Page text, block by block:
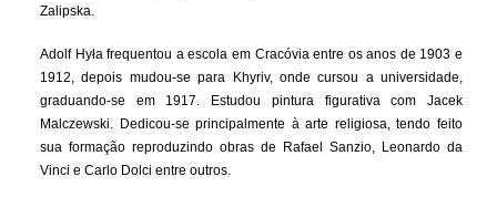
Zalipska.
Adolf Hyła frequentou a escola em Cracóvia entre os anos de 1903 e
1912, depois mudou-se para Khyriv, onde cursou a universidade,
graduando-se em 1917. Estudou pintura figurativa com Jacek
Malczewski. Dedicou-se principalmente à arte religiosa, tendo feito
sua formação reproduzindo obras de Rafael Sanzio, Leonardo da
Vinci e Carlo Dolci entre outros.